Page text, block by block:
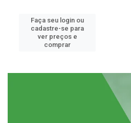
Faça seu login ou
cadastre-se para
ver preços e
comprar